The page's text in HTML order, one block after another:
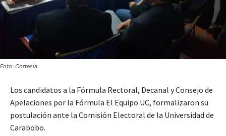
Foto: Cortesía
Los candidatos a la Fórmula Rectoral, Decanal y Consejo de
Apelaciones por la Fórmula El Equipo UC, formalizaron su
postulación ante la Comisión Electoral de la Universidad de
Carabobo.